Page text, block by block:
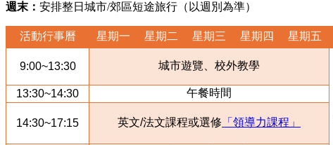
週末： 安排整日城市/郊區短途旅行（以週別為準）
活動行事曆 星期一 星期二 星期三 星期四 星期五
9:00~13:30 城市遊覽、校外教學
13:30~14:30 午餐時間
14:30~17:15 英文/法文課程或選修 「領導力課程」